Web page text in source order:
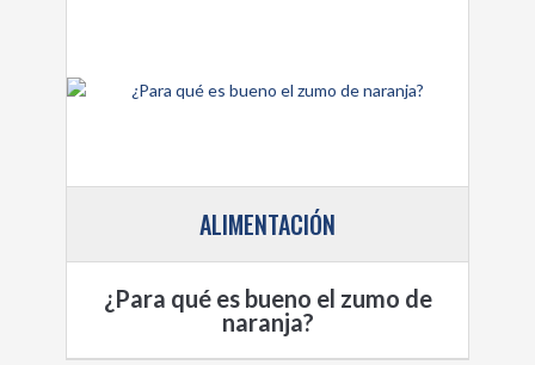
ALIMENTACIÓN
¿Para qué es bueno el zumo de
naranja?